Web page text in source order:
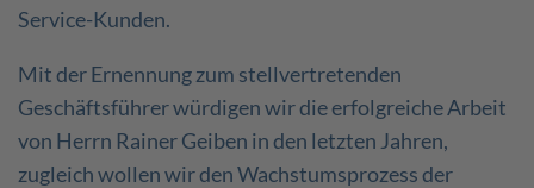
Service-Kunden.
Mit der Ernennung zum stellvertretenden
Geschäftsführer würdigen wir die erfolgreiche Arbeit
von Herrn Rainer Geiben in den letzten Jahren,
zugleich wollen wir den Wachstumsprozess der